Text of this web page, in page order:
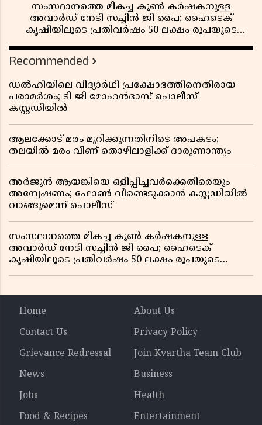
സംസ്ഥാനത്തെ മികച്ച കൂൺ കർഷകനുള്ള
അവാർഡ് നേടി സച്ചിൻ ജി പൈ; ഹൈടെക്
കൃഷിയിലൂടെ പ്രതിവർഷം 50 ലക്ഷം രൂപയുടെ
Recommended
ഡൽഹിയിലെ വിദ്യാർഥി പ്രക്ഷോഭത്തിനെതിരായ
പരാമർശം; ടി ജി മോഹൻദാസ് പൊലീസ്
കസ്റ്റഡിയിൽ
ആലക്കോട് മരം മുറിക്കുന്നതിനിടെ അപകടം;
തലയിൽ മരം വീണ് തൊഴിലാളിക്ക് ദാരുണാന്ത്യം
അർജുൻ ആയങ്കിയെ ഒളിപ്പിച്ചവർക്കെതിരെയും
അന്വേഷണം; ഫോൺ വീണ്ടെടുക്കാൻ കസ്റ്റഡിയിൽ
വാങ്ങുമെന്ന് പൊലീസ്
സംസ്ഥാനത്തെ മികച്ച കൂൺ കർഷകനുള്ള
അവാർഡ് നേടി സച്ചിൻ ജി പൈ; ഹൈടെക്
കൃഷിയിലൂടെ പ്രതിവർഷം 50 ലക്ഷം രൂപയുടെ
Home
About Us
Contact Us
Privacy Policy
Grievance Redressal
Join Kvartha Team Club
News
Business
Jobs
Health
Food & Recipes
Entertainment